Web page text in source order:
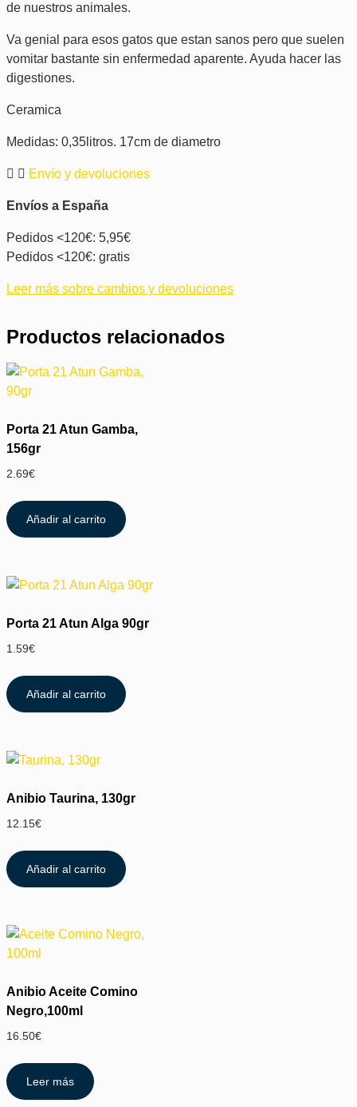
de nuestros animales.
Va genial para esos gatos que estan sanos pero que suelen
vomitar bastante sin enfermedad aparente. Ayuda hacer las
digestiones.
Ceramica
Medidas: 0,35litros. 17cm de diametro
Envío y devoluciones
Envíos a España
Pedidos <120€: 5,95€
Pedidos <120€: gratis
Leer más sobre cambios y devoluciones
Productos relacionados
Porta 21 Atun Gamba,
156gr
2.69€
Añadir al carrito
Porta 21 Atun Alga 90gr
1.59€
Añadir al carrito
Anibio Taurina, 130gr
12.15€
Añadir al carrito
Anibio Aceite Comino
Negro,100ml
16.50€
Leer más